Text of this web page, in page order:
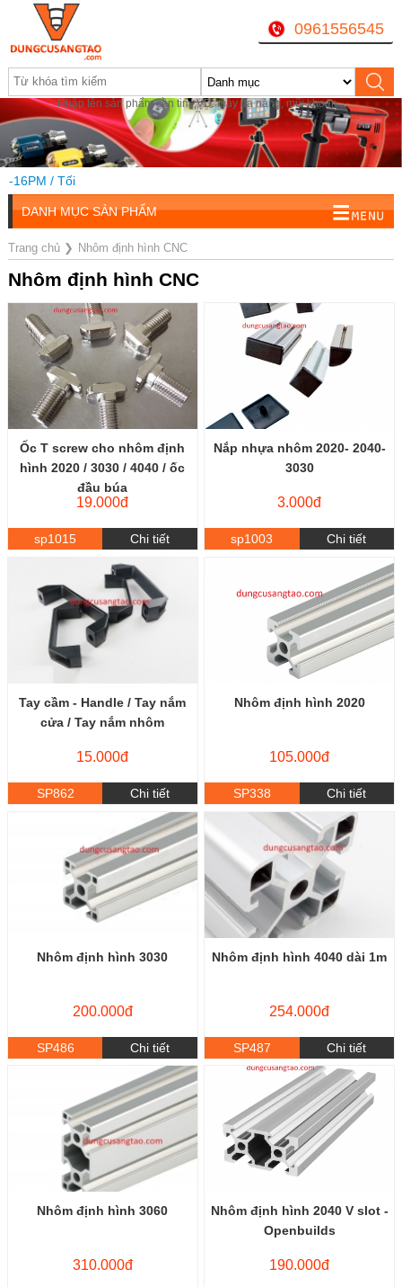
Nhập tên sản phẩm cần tìm, VD: máy đa năng, mũi khoan...
0961556545
/ Tối
DANH MỤC SẢN PHẨM
Trang chủ❯ Nhôm định hình CNC
Nhôm định hình CNC
Ốc T screw cho nhôm định
hình 2020 / 3030 / 4040 / ốc
đầu búa
19.000đ
sp1015 Chi tiết
Nắp nhựa nhôm 2020- 2040-
3030
3.000đ
sp1003 Chi tiết
Tay cầm - Handle / Tay nắm
cửa / Tay nắm nhôm
15.000đ
SP862 Chi tiết
Nhôm định hình 2020
105.000đ
SP338 Chi tiết
Nhôm định hình 3030
200.000đ
SP486 Chi tiết
Nhôm định hình 4040 dài 1m
254.000đ
SP487 Chi tiết
Nhôm định hình 3060
310.000đ
Nhôm định hình 2040 V slot -
Openbuilds
190.000đ